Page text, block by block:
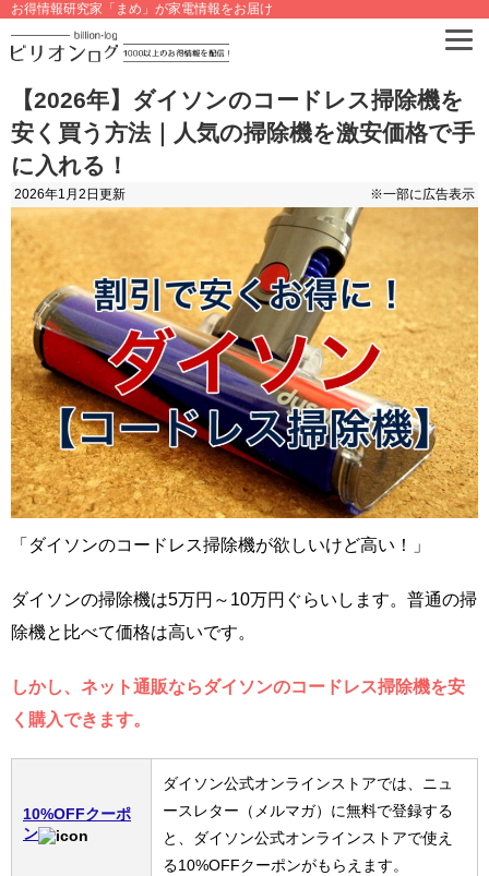
お得情報研究家「まめ」が家電情報をお届け
【2026年】ダイソンのコードレス掃除機を
安く買う方法｜人気の掃除機を激安価格で手
に入れる！
2026年1月2日 更新 ※一部に広告表示
「ダイソンのコードレス掃除機が欲しいけど高い！」
ダイソンの掃除機は5万円～10万円ぐらいします。普通の掃
除機と比べて価格は高いです。
しかし、ネット通販ならダイソンのコードレス掃除機を安
く購入できます。
10%OFFクーポ
ン
ダイソン公式オンラインストアでは、ニュ
ースレター（メルマガ）に無料で登録する
と、ダイソン公式オンラインストアで使え
る10%OFFクーポンがもらえます。